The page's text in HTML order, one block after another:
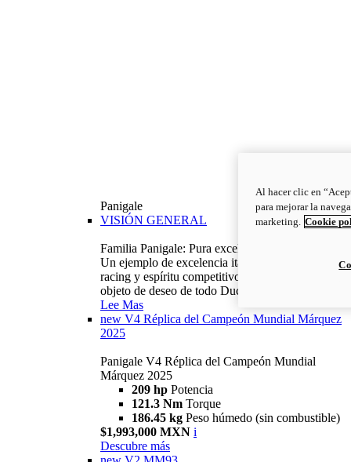
Panigale
VISIÓN GENERAL
Familia Panigale: Pura excelencia italiana.
Un ejemplo de excelencia italiana, con ADN
racing y espíritu competitivo: la Panigale es el
objeto de deseo de todo Ducatista.
Lee Mas
new V4 Réplica del Campeón Mundial Márquez
2025
Panigale V4 Réplica del Campeón Mundial
Márquez 2025
209 hp Potencia
121.3 Nm Torque
186.45 kg Peso húmedo (sin combustible)
$1,993,000 MXN i
Descubre más
Al hacer clic en
para mejorar la
marketing. Cookie